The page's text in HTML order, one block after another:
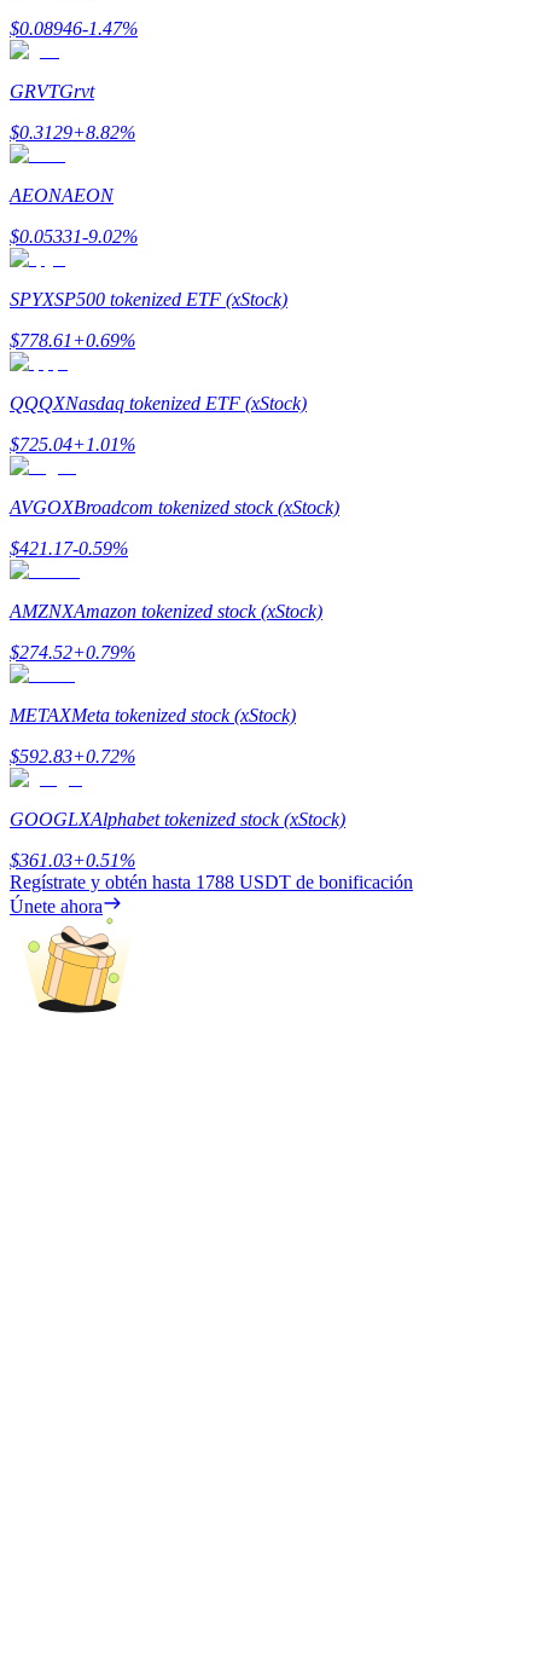
$0.08946-1.47%
GRVTGrvt
$0.3129+8.82%
AEONAEON
$0.05331-9.02%
SPYXSP500 tokenized ETF (xStock)
$778.61+0.69%
QQQXNasdaq tokenized ETF (xStock)
$725.04+1.01%
AVGOXBroadcom tokenized stock (xStock)
$421.17-0.59%
AMZNXAmazon tokenized stock (xStock)
$274.52+0.79%
METAXMeta tokenized stock (xStock)
$592.83+0.72%
GOOGLXAlphabet tokenized stock (xStock)
$361.03+0.51%
Regístrate y obtén hasta 1788 USDT de bonificación
Únete ahora